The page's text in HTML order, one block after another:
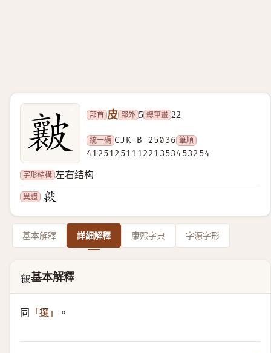
部首 皮 部外 5 總筆畫 22
統一碼 CJK-B 25036 筆順
4125125111221353453254
字形結構 左右结构
異體
基本解釋 詳細解釋 康熙字典 字源字形
𥀶基本解釋
同 「 攘 」 。